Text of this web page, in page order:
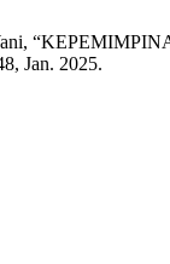
Yani,
Jan. 2025.